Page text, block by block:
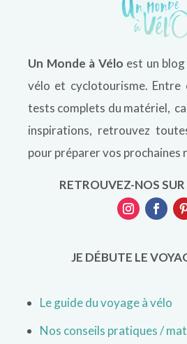
Un Monde à Vélo est un
vélo et cyclotourisme. Entre
tests complets du matériel,
inspirations, retrouvez
pour préparer vos prochaines
RETROUVEZ-NOS SUR
JE DÉBUTE LE
Le guide du voyage à vélo
Nos conseils pratiques /